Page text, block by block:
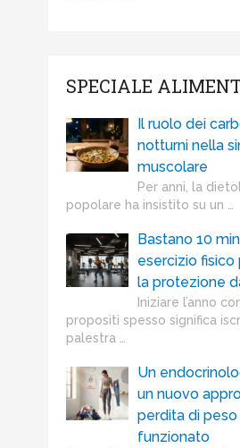
SPECIALE
Il ruolo dei
notturni nella
muscolare
Per anni, la
popolare ha insistito su un …
Bastano 10
esercizio fisico
la protezione
Iniziare l’anno
propositi spesso significa
palestra …
Un
un nuovo
perdita di peso
funzionato